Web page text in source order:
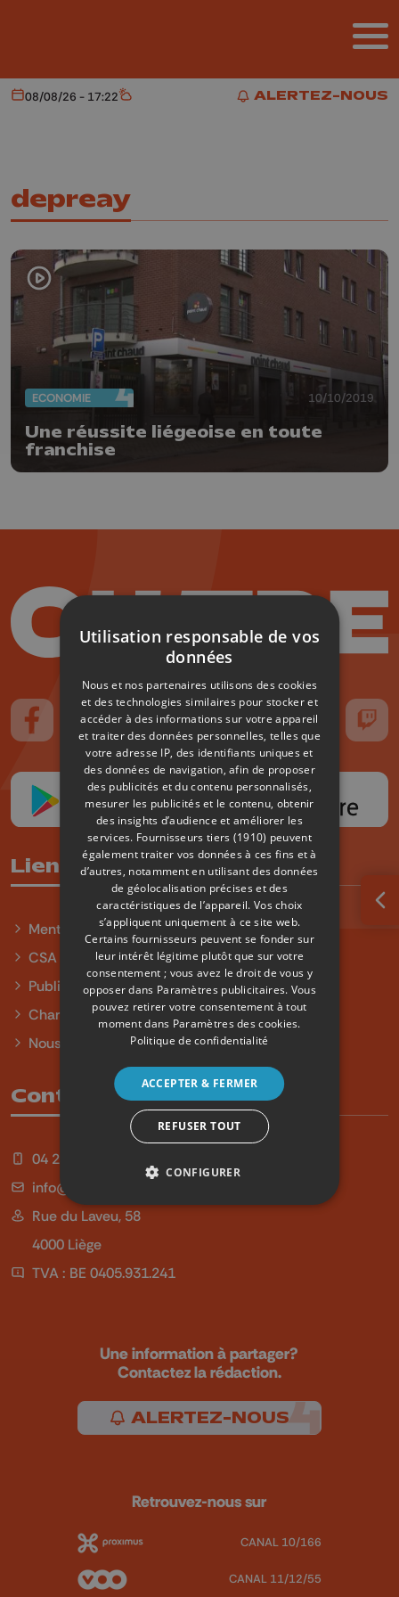
ALERTEZ-NOUS
ALERTEZ-NOUS
Aujourd'hui
08/08/26 - 17:22 Météo
depreay
ECONOMIE 10/10/2019
Une réussite liégeoise en toute
franchise
Suivez-nous sur FaceBook
Suivez-nous sur Instagram
Suivez-nous sur TikTokSuivez-nous sur YouTube
Suivez-nous
Liens utiles
Mentions légales
CSA
Publicité
Charte sur l'égalité et la diversité
Nous contacter
Contact
04 254 99 99
info@qu4tre.be
Rue du Laveu, 58
4000 Liège
TVA : BE 0405.931.241
Une information à partager?
Contactez la rédaction.
ALERTEZ-NOUS
Retrouvez-nous sur
CANAL 10/166
CANAL 11/12/55
Utilisation responsable de vos
données
Nous et nos partenaires utilisons des cookies
et des technologies similaires pour stocker et
accéder à des informations sur votre appareil
et traiter des données personnelles, telles que
votre adresse IP, des identifiants uniques et
des données de navigation, afin de proposer
des publicités et du contenu personnalisés,
mesurer les publicités et le contenu, obtenir
des insights d’audience et améliorer les
services. Fournisseurs tiers (1910) peuvent
également traiter vos données à ces fins et à
d’autres, notamment en utilisant des données
de géolocalisation précises et des
caractéristiques de l’appareil. Vos choix
s’appliquent uniquement à ce site web.
Certains fournisseurs peuvent se fonder sur
leur intérêt légitime plutôt que sur votre
consentement ; vous avez le droit de vous y
opposer dans Paramètres publicitaires. Vous
pouvez retirer votre consentement à tout
moment dans Paramètres des cookies.
Politique de confidentialité
ACCEPTER & FERMER
REFUSER TOUT
CONFIGURER